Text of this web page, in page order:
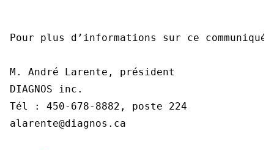
Pour plus d’informations sur ce
M. André Larente, président
DIAGNOS inc.
Tél : 450-678-8882, poste 224
alarente@diagnos.ca